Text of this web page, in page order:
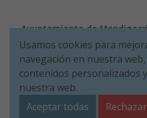
Ayuntamiento de
Aviso legal
Política de
Política de
Aviso de
Plaza de Los Fueros, 1º - 31150
Usamos cookies para
navegación en nuestra
contenidos personalizados
nuestra web.
Aceptar todas